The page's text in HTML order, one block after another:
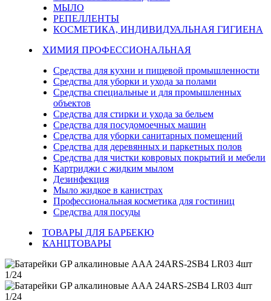
МЫЛО
РЕПЕЛЛЕНТЫ
КОСМЕТИКА, ИНДИВИДУАЛЬНАЯ ГИГИЕНА
ХИМИЯ ПРОФЕССИОНАЛЬНАЯ
Средства для кухни и пищевой промышленности
Средства для уборки и ухода за полами
Средства специальные и для промышленных
объектов
Средства для стирки и ухода за бельем
Средства для посудомоечных машин
Средства для уборки санитарных помещений
Средства для деревянных и паркетных полов
Средства для чистки ковровых покрытий и мебели
Картриджи с жидким мылом
Дезинфекция
Мыло жидкое в канистрах
Профессиональная косметика для гостиниц
Средства для посуды
ТОВАРЫ ДЛЯ БАРБЕКЮ
КАНЦТОВАРЫ